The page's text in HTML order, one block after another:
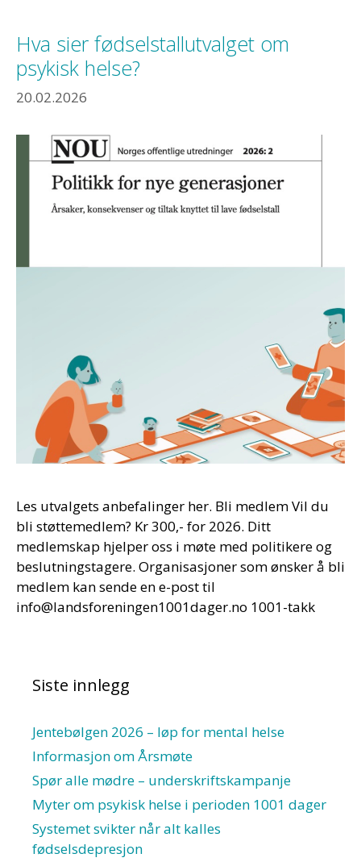
Hva sier fødselstallutvalget om
psykisk helse?
20.02.2026
Les utvalgets anbefalinger her. Bli medlem Vil du
bli støttemedlem? Kr 300,- for 2026. Ditt
medlemskap hjelper oss i møte med politikere og
beslutningstagere. Organisasjoner som ønsker å bli
medlem kan sende en e-post til
info@landsforeningen1001dager.no 1001-takk
Siste innlegg
Jentebølgen 2026 – løp for mental helse
Informasjon om Årsmøte
Spør alle mødre – underskriftskampanje
Myter om psykisk helse i perioden 1001 dager
Systemet svikter når alt kalles
fødselsdepresjon